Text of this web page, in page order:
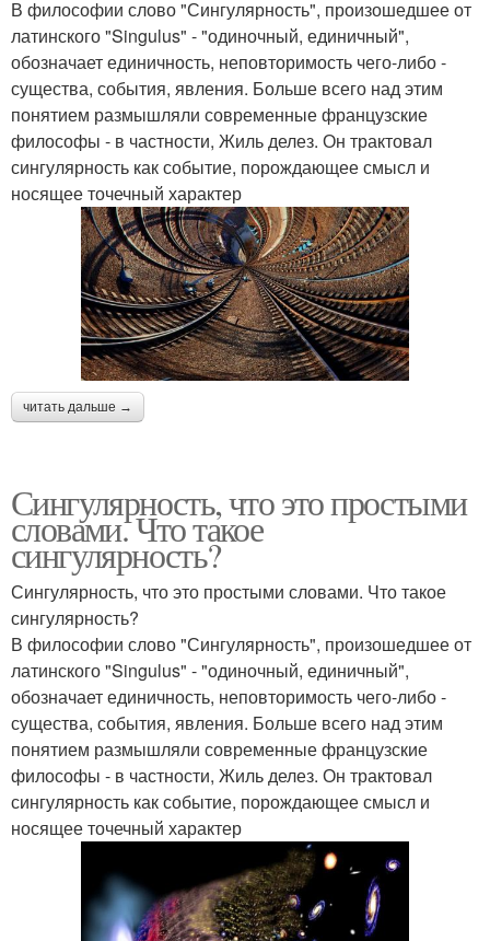
В философии слово "Сингулярность", произошедшее от
латинского "Singulus" - "одиночный, единичный",
обозначает единичность, неповторимость чего-либо -
существа, события, явления. Больше всего над этим
понятием размышляли современные французские
философы - в частности, Жиль делез. Он трактовал
сингулярность как событие, порождающее смысл и
носящее точечный характер
читать дальше →
Сингулярность, что это простыми
словами. Что такое
сингулярность?
Сингулярность, что это простыми словами. Что такое
сингулярность?
В философии слово "Сингулярность", произошедшее от
латинского "Singulus" - "одиночный, единичный",
обозначает единичность, неповторимость чего-либо -
существа, события, явления. Больше всего над этим
понятием размышляли современные французские
философы - в частности, Жиль делез. Он трактовал
сингулярность как событие, порождающее смысл и
носящее точечный характер